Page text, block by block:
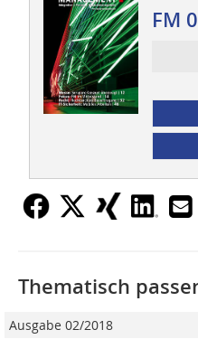
FM
Thematisch
Ausgabe 02/2018